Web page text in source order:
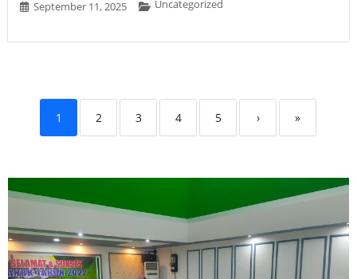
September 11, 2025 Uncategorized
1 2 3 4 5 › »